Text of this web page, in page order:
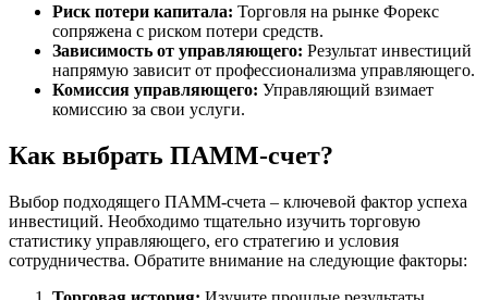
Риск потери капитала: Торговля на рынке Форекс
сопряжена с риском потери средств.
Зависимость от управляющего: Результат инвестиций
напрямую зависит от профессионализма управляющего.
Комиссия управляющего: Управляющий взимает
комиссию за свои услуги.
Как выбрать ПАММ-счет?
Выбор подходящего ПАММ-счета – ключевой фактор успеха
инвестиций. Необходимо тщательно изучить торговую
статистику управляющего, его стратегию и условия
сотрудничества. Обратите внимание на следующие факторы: